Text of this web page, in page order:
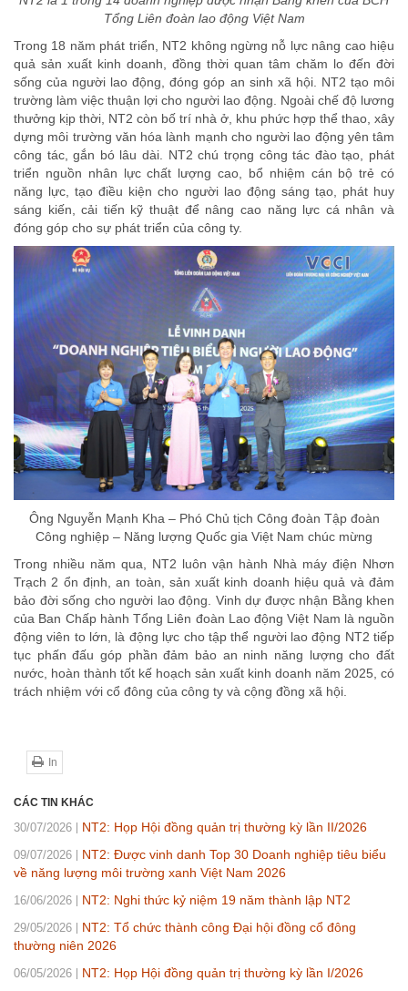
Tổng Liên đoàn lao động Việt Nam
Trong 18 năm phát triển, NT2 không ngừng nỗ lực nâng cao hiệu
quả sản xuất kinh doanh, đồng thời quan tâm chăm lo đến đời
sống của người lao động, đóng góp an sinh xã hội. NT2 tạo môi
trường làm việc thuận lợi cho người lao động. Ngoài chế độ lương
thưởng kịp thời, NT2 còn bố trí nhà ở, khu phức hợp thể thao, xây
dựng môi trường văn hóa lành mạnh cho người lao động yên tâm
công tác, gắn bó lâu dài. NT2 chú trọng công tác đào tạo, phát
triển nguồn nhân lực chất lượng cao, bổ nhiệm cán bộ trẻ có
năng lực, tạo điều kiện cho người lao động sáng tạo, phát huy
sáng kiến, cải tiến kỹ thuật để nâng cao năng lực cá nhân và
đóng góp cho sự phát triển của công ty.
Ông Nguyễn Mạnh Kha – Phó Chủ tịch Công đoàn Tập đoàn
Công nghiệp – Năng lượng Quốc gia Việt Nam chúc mừng
Trong nhiều năm qua, NT2 luôn vận hành Nhà máy điện Nhơn
Trạch 2 ổn định, an toàn, sản xuất kinh doanh hiệu quả và đảm
bảo đời sống cho người lao động. Vinh dự được nhận Bằng khen
của Ban Chấp hành Tổng Liên đoàn Lao động Việt Nam là nguồn
động viên to lớn, là động lực cho tập thể người lao động NT2 tiếp
tục phấn đấu góp phần đảm bảo an ninh năng lượng cho đất
nước, hoàn thành tốt kế hoạch sản xuất kinh doanh năm 2025, có
trách nhiệm với cổ đông của công ty và cộng đồng xã hội.
In
CÁC TIN KHÁC
30/07/2026 NT2: Họp Hội đồng quản trị thường kỳ lần II/2026
09/07/2026
NT2: Được vinh danh Top 30 Doanh nghiệp tiêu biểu
về năng lượng môi trường xanh Việt Nam 2026
16/06/2026 NT2: Nghi thức kỷ niệm 19 năm thành lập NT2
29/05/2026
NT2: Tổ chức thành công Đại hội đồng cổ đông
thường niên 2026
06/05/2026 NT2: Họp Hội đồng quản trị thường kỳ lần I/2026